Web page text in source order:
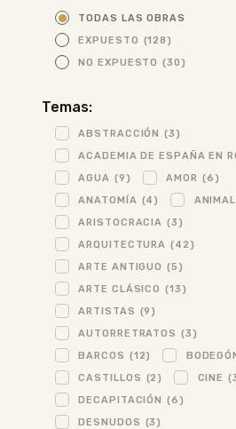
TODAS LAS OBRAS
EXPUESTO (128)
NO EXPUESTO (30)
Temas:
ABSTRACCIÓN (3)
ACADEMIA DE ESPAÑA EN
AGUA (9) AMOR (6)
ANATOMÍA (4)
ARISTOCRACIA (3)
ARQUITECTURA (42)
ARTE ANTIGUO (5)
ARTE CLÁSICO (13)
ARTISTAS (9)
AUTORRETRATOS (3)
BARCOS (12)
CASTILLOS (2) CINE
DECAPITACIÓN (6)
DESNUDOS (3)